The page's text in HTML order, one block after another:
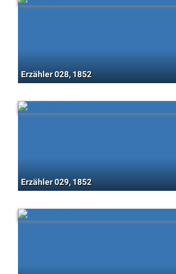
Erzähler 028, 1852
Erzähler 029, 1852